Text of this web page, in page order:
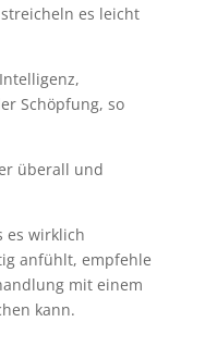
es leicht
Schöpfung, so
überall und
es wirklich
anfühlt, empfehle
mit einem
kann.